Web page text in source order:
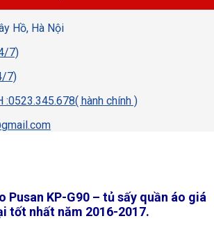
Hồ, Hà Nội
7)
7)
:0523.345.678( hành chính )
Pusan KP-G90 – tủ sấy quần áo giá
tốt nhất năm 2016-2017.